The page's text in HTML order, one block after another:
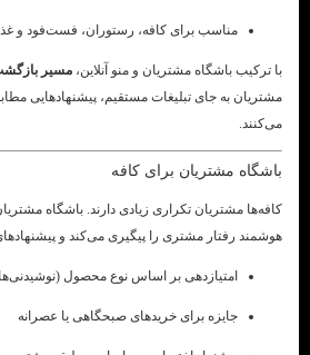
مناسب برای کافه، رستوران، فست‌فود و
با ترکیب باشگاه مشتریان و منو آنلاین، مسیر
مشتریان به جای تبلیغات مستقیم، پیشنهادهایی
می‌کنند.
باشگاه مشتریان برای کافه
کافه‌ها مشتریان تکراری زیادی دارند. باشگاه
هوشمند رفتار مشتری را پیگیری می‌کند و
امتیازدهی بر اساس نوع محصول
جایزه برای خریدهای صبحگاهی یا عصرانه